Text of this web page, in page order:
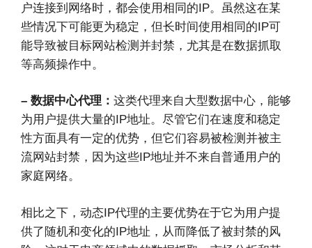
户连接到网络时，都会使用相同的IP。虽然这在某
些情况下可能更为稳定，但长时间使用相同的IP可
能导致被目标网站检测并封禁，尤其是在数据抓取
等高频操作中。
– 数据中心代理： 这类代理来自大型数据中心，能够
为用户提供大量的IP地址。尽管它们在速度和稳定
性方面具有一定的优势，但它们容易被检测并被主
流网站封禁，因为这些IP地址并不来自普通用户的
家庭网络。
相比之下，动态IP代理的主要优势在于它为用户提
供了随机和变化的IP地址，从而降低了被封禁的风